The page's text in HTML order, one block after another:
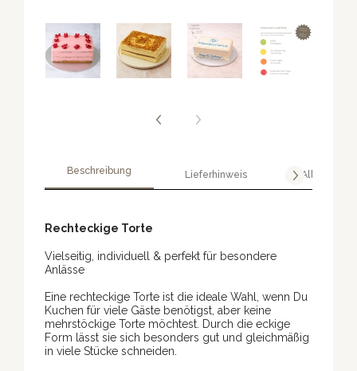
Beschreibung Lieferhinweis Allergene
Rechteckige Torte
Vielseitig, individuell & perfekt für besondere
Anlässe
Eine rechteckige Torte ist die ideale Wahl, wenn Du
Kuchen für viele Gäste benötigst, aber keine
mehrstöckige Torte möchtest. Durch die eckige
Form lässt sie sich besonders gut und gleichmäßig
in viele Stücke schneiden.